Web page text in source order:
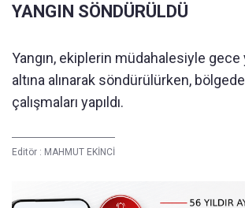
YANGIN SÖNDÜRÜLDÜ
Yangın, ekiplerin müdahalesiyle gece
altına alınarak söndürülürken,
çalışmaları yapıldı.
Editör : MAHMUT EKİNCİ